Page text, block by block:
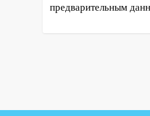
14:12 Куда
ульяновцам на
В Новом
ураганным
предварительным